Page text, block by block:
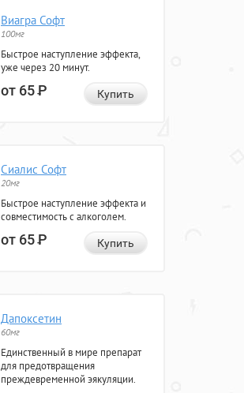
Виагра Софт
100мг
Быстрое наступление эффекта,
уже через 20 минут.
от 65Р Купить
Сиалис Софт
20мг
Быстрое наступление эффекта и
совместимость с алкоголем.
от 65Р Купить
Дапоксетин
60мг
Единственный в мире препарат
для предотвращения
преждевременной эякуляции.